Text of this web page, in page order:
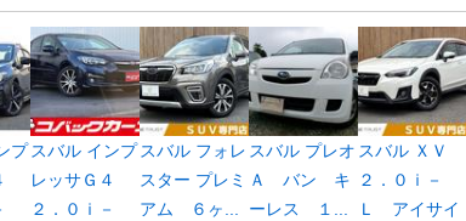
プ スバル インプ
レッサＧ４
２．０ｉ－
スバル フォレ
スター プレミ
アム ６ヶ...
スバル プレオ
Ａ バン キ
ーレス １...
スバル ＸＶ
２．０ｉ－
Ｌ アイサイ